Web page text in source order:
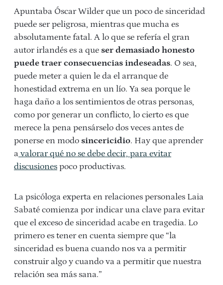
Apuntaba Óscar Wilder que un poco de sinceridad
puede ser peligrosa, mientras que mucha es
absolutamente fatal. A lo que se refería el gran
autor irlandés es a que ser demasiado honesto
puede traer consecuencias indeseadas. O sea,
puede meter a quien le da el arranque de
honestidad extrema en un lío. Ya sea porque le
haga daño a los sentimientos de otras personas,
como por generar un conflicto, lo cierto es que
merece la pena pensárselo dos veces antes de
ponerse en modo sincericidio. Hay que aprender
a valorar qué no se debe decir, para evitar
discusiones poco productivas.
La psicóloga experta en relaciones personales Laia
Sabaté comienza por indicar una clave para evitar
que el exceso de sinceridad acabe en tragedia. Lo
primero es tener en cuenta siempre que “la
sinceridad es buena cuando nos va a permitir
construir algo y cuando va a permitir que nuestra
relación sea más sana.”